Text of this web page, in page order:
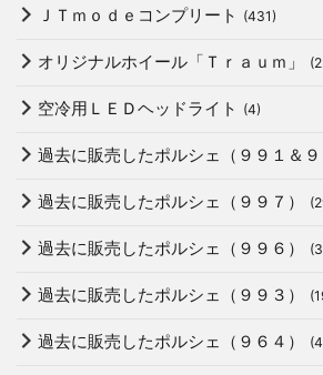
ＪＴｍｏｄｅコンプリート (431)
オリジナルホイール「Ｔｒａｕｍ」
空冷用ＬＥＤヘッドライト (4)
過去に販売したポルシェ（９９１＆９
過去に販売したポルシェ（９９７）
過去に販売したポルシェ（９９６）
過去に販売したポルシェ（９９３）
過去に販売したポルシェ（９６４）